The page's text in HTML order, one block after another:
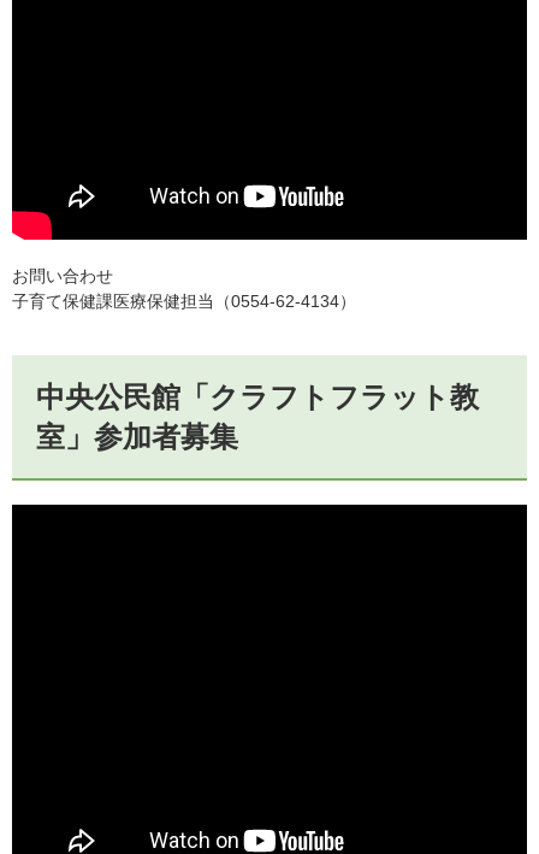
お問い合わせ
子育て保健課医療保健担当（0554-62-4134）
中央公民館「クラフトフラット教
室」参加者募集